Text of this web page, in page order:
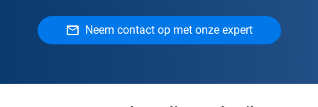
Neem contact op met onze expert